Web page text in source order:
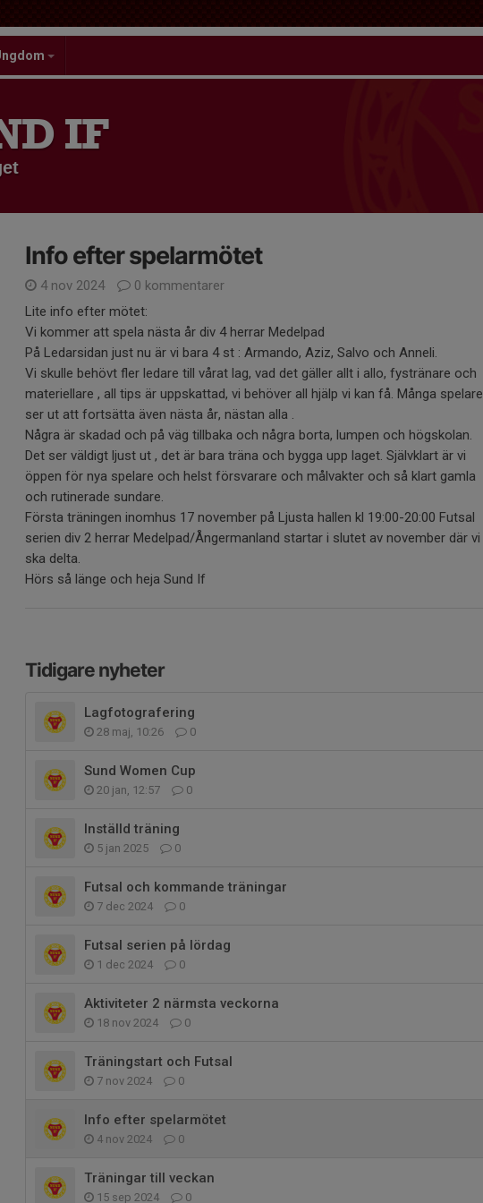
IF
Info efter spelarmötet
4 nov 2024
0 kommentarer
Lite info efter mötet:
Vi kommer att spela nästa år div 4 herrar Medelpad
På Ledarsidan just nu är vi bara 4 st : Armando, Aziz, Salvo och Anneli.
Vi skulle behövt fler ledare till vårat lag, vad det gäller allt i allo, fystränare och
materiellare , all tips är uppskattad, vi behöver all hjälp vi kan få. Många spelare
ser ut att fortsätta även nästa år, nästan alla .
Några är skadad och på väg tillbaka och några borta, lumpen och högskolan.
Det ser väldigt ljust ut , det är bara träna och bygga upp laget. Självklart är vi
öppen för nya spelare och helst försvarare och målvakter och så klart gamla
och rutinerade sundare.
Första träningen inomhus 17 november på Ljusta hallen kl 19:00-20:00 Futsal
serien div 2 herrar Medelpad/Ångermanland startar i slutet av november där vi
ska delta.
Hörs så länge och heja Sund If
Tidigare nyheter
Lagfotografering
28 maj, 10:26 0
Sund Women Cup
20 jan, 12:57 0
Inställd träning
5 jan 2025 0
Futsal och kommande träningar
7 dec 2024 0
Futsal serien på lördag
1 dec 2024 0
Aktiviteter 2 närmsta veckorna
18 nov 2024 0
Träningstart och Futsal
7 nov 2024 0
Info efter spelarmötet
4 nov 2024 0
Träningar till veckan
15 sep 2024 0